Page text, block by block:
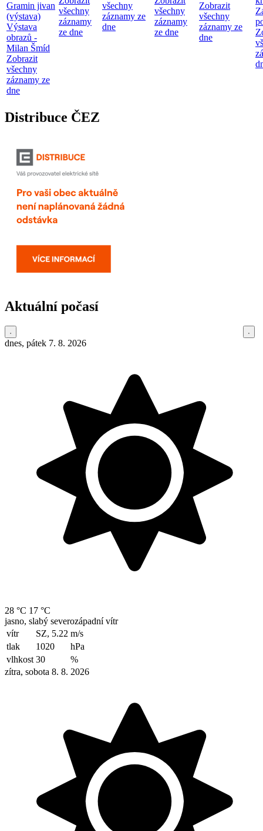
Gramin jivan
(výstava)
Výstava
obrazů -
Milan Šmíd
Zobrazit
všechny
záznamy ze
dne
všechny
záznamy
ze dne
všechny
záznamy ze
dne
všechny
záznamy
ze dne
Zobrazit
všechny
záznamy ze
dne
Distribuce ČEZ
Aktuální počasí
dnes, pátek 7. 8. 2026
28 °C 17 °C
jasno, slabý severozápadní vítr
vítr
SZ, 5.22 m/s
tlak
1020
hPa
vlhkost 30
%
zítra, sobota 8. 8. 2026